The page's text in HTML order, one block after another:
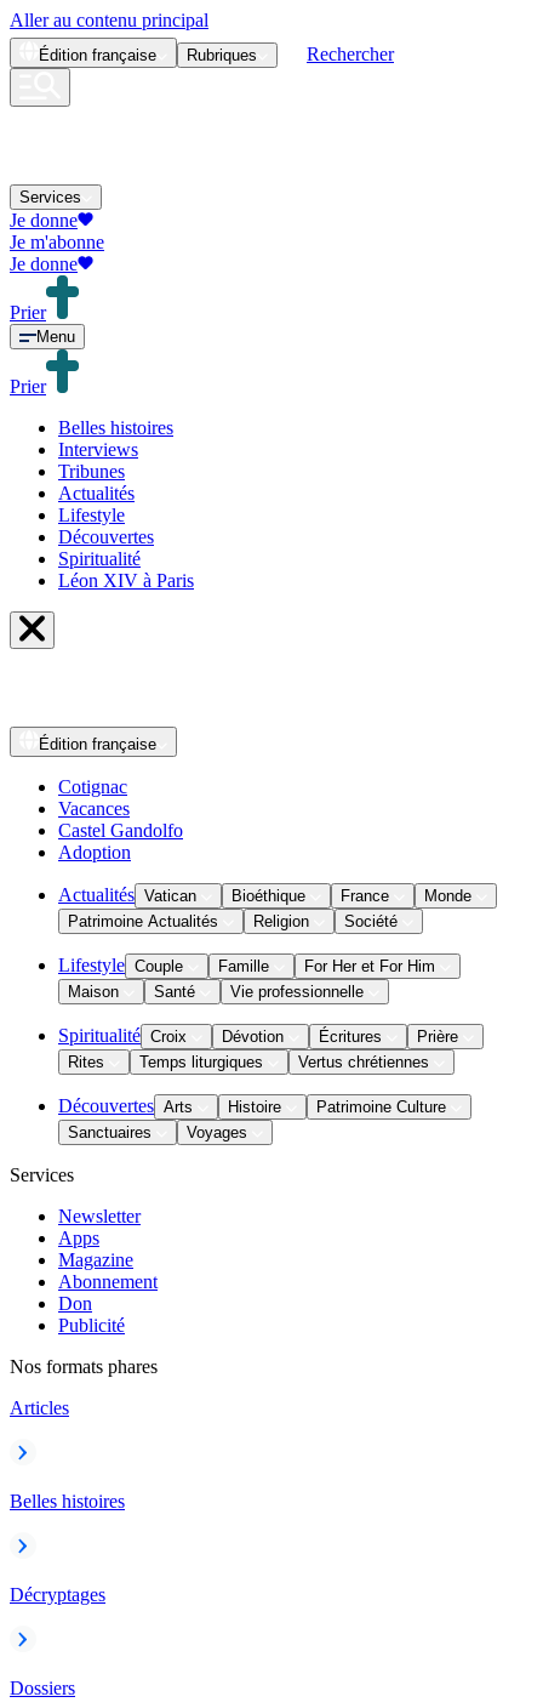
Aller au contenu principal
Édition française Rubriques Rechercher
Services
Je donne
Je m'abonne
Je donne
Prier
Menu
Prier
Belles histoires
Interviews
Tribunes
Actualités
Lifestyle
Découvertes
Spiritualité
Léon XIV à Paris
Édition française
Cotignac
Vacances
Castel Gandolfo
Adoption
Actualités Vatican Bioéthique France
Monde
Patrimoine Actualités
Religion Société
Lifestyle Couple Famille
For Her et For Him
Maison
Santé Vie professionnelle
Spiritualité Croix Dévotion Écritures
Prière
Rites
Temps liturgiques Vertus chrétiennes
Découvertes Arts Histoire
Patrimoine Culture
Sanctuaires
Voyages
Services
Newsletter
Apps
Magazine
Abonnement
Don
Publicité
Nos formats phares
Articles
Belles histoires
Décryptages
Dossiers